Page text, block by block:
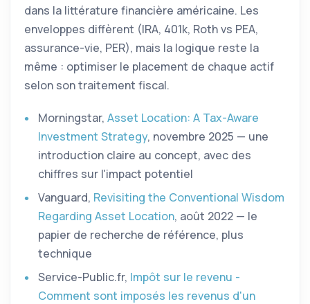
dans la littérature financière américaine. Les
enveloppes diffèrent (IRA, 401k, Roth vs PEA,
assurance-vie, PER), mais la logique reste la
même : optimiser le placement de chaque actif
selon son traitement fiscal.
Morningstar, Asset Location: A Tax-Aware
Investment Strategy, novembre 2025 — une
introduction claire au concept, avec des
chiffres sur l'impact potentiel
Vanguard, Revisiting the Conventional Wisdom
Regarding Asset Location, août 2022 — le
papier de recherche de référence, plus
technique
Service-Public.fr, Impôt sur le revenu -
Comment sont imposés les revenus d'un